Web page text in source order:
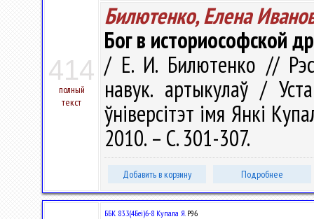
414
полный
текст
Билютенко, Елена
Бог в историософской
/ Е. И. Билютенко //
навук. артыкулаў /
ўніверсітэт імя Янкі
2010. – С. 301-307.
Добавить в корзину Подробнее
ББК 83.3(4Беі)6-8 Купала Я.Р96